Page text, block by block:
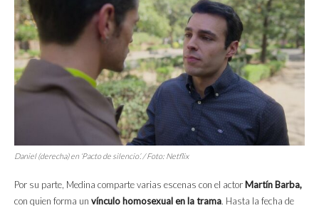
Daniel (derecha) en ‘Pacto de silencio’. / Foto: Netflix
Por su parte, Medina comparte varias escenas con el actor Martín Barba,
con quien forma un vínculo homosexual en la trama. Hasta la fecha de